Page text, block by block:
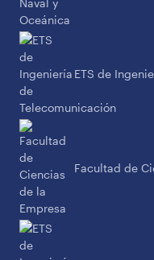
ETS de
Facultad de